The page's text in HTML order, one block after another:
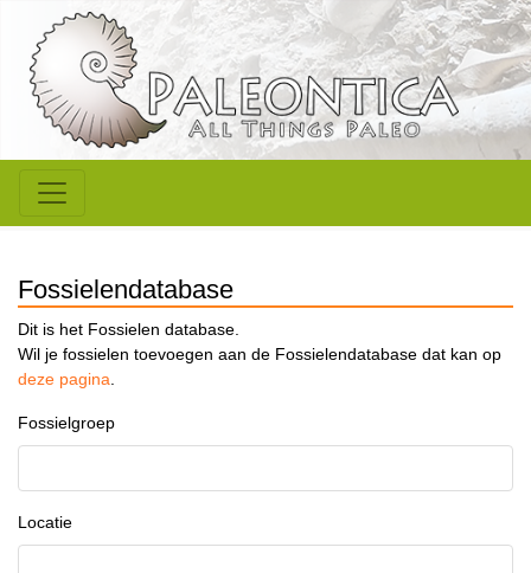
Fossielendatabase
Dit is het Fossielen database.
Wil je fossielen toevoegen aan de Fossielendatabase dat kan op
deze pagina.
Fossielgroep
Locatie